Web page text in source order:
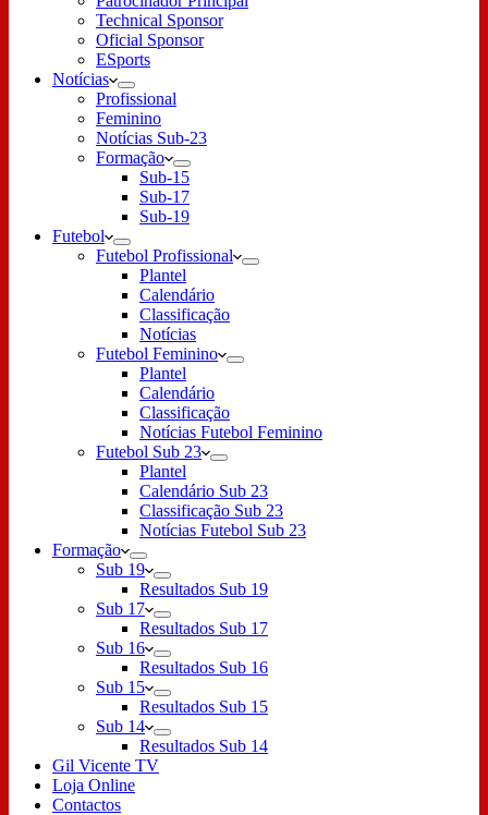
Technical Sponsor
Oficial Sponsor
ESports
Notícias
Profissional
Feminino
Notícias Sub-23
Formação
Sub-15
Sub-17
Sub-19
Futebol
Futebol Profissional
Plantel
Calendário
Classificação
Notícias
Futebol Feminino
Plantel
Calendário
Classificação
Notícias Futebol Feminino
Futebol Sub 23
Plantel
Calendário Sub 23
Classificação Sub 23
Notícias Futebol Sub 23
Formação
Sub 19
Resultados Sub 19
Sub 17
Resultados Sub 17
Sub 16
Resultados Sub 16
Sub 15
Resultados Sub 15
Sub 14
Resultados Sub 14
Gil Vicente TV
Loja Online
Contactos